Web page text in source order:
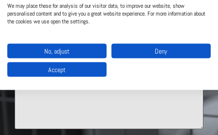
We may place these for analysis of our visitor data, to improve our website, show
personalised content and to give you a great website experience. For more information about
the cookies we use open the settings.
No, adjust Deny
Accept